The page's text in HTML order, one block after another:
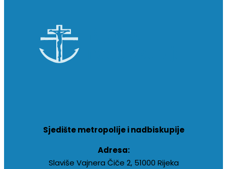
Sjedište metropolije i nadbiskupije
Adresa:
Slaviše Vajnera Čiče 2, 51000 Rijeka